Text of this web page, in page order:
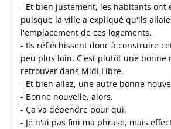
- Et bien justement, les habitants ont
puisque la ville a expliqué qu'ils
l'emplacement de ces logements.
- Ils réfléchissent donc à construire
peu plus loin. C'est plutôt une bonne
retrouver dans Midi Libre.
- Et bien allez, une autre bonne
- Bonne nouvelle, alors.
- Ça va dépendre pour qui.
- Je n'ai pas fini ma phrase, mais